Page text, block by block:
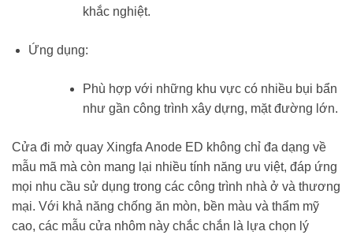
khắc nghiệt.
Ứng dụng:
Phù hợp với những khu vực có nhiều bụi bẩn
như gần công trình xây dựng, mặt đường lớn.
Cửa đi mở quay Xingfa Anode ED không chỉ đa dạng về
mẫu mã mà còn mang lại nhiều tính năng ưu việt, đáp ứng
mọi nhu cầu sử dụng trong các công trình nhà ở và thương
mại. Với khả năng chống ăn mòn, bền màu và thẩm mỹ
cao, các mẫu cửa nhôm này chắc chắn là lựa chọn lý